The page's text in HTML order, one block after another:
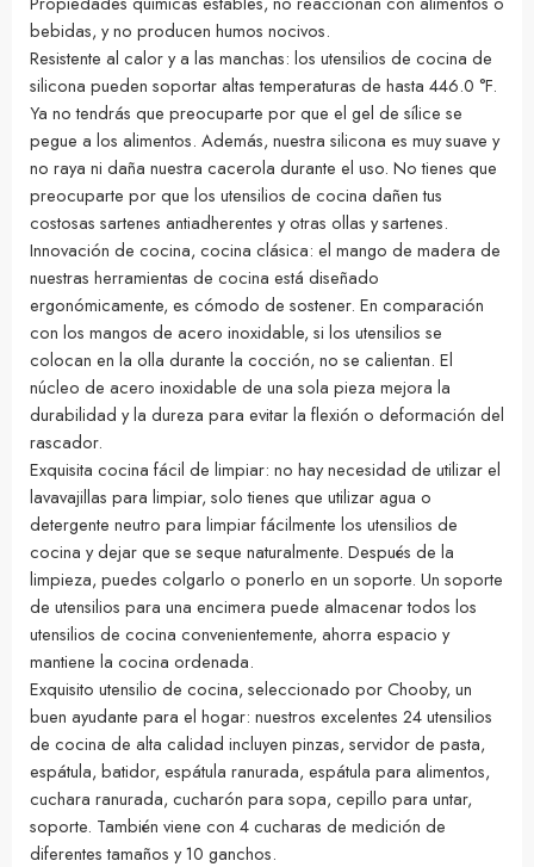
bebidas, y no producen humos nocivos.
Resistente al calor y a las manchas: los utensilios de cocina de
silicona pueden soportar altas temperaturas de hasta 446.0 °F.
Ya no tendrás que preocuparte por que el gel de sílice se
pegue a los alimentos. Además, nuestra silicona es muy suave y
no raya ni daña nuestra cacerola durante el uso. No tienes que
preocuparte por que los utensilios de cocina dañen tus
costosas sartenes antiadherentes y otras ollas y sartenes.
Innovación de cocina, cocina clásica: el mango de madera de
nuestras herramientas de cocina está diseñado
ergonómicamente, es cómodo de sostener. En comparación
con los mangos de acero inoxidable, si los utensilios se
colocan en la olla durante la cocción, no se calientan. El
núcleo de acero inoxidable de una sola pieza mejora la
durabilidad y la dureza para evitar la flexión o deformación del
rascador.
Exquisita cocina fácil de limpiar: no hay necesidad de utilizar el
lavavajillas para limpiar, solo tienes que utilizar agua o
detergente neutro para limpiar fácilmente los utensilios de
cocina y dejar que se seque naturalmente. Después de la
limpieza, puedes colgarlo o ponerlo en un soporte. Un soporte
de utensilios para una encimera puede almacenar todos los
utensilios de cocina convenientemente, ahorra espacio y
mantiene la cocina ordenada.
Exquisito utensilio de cocina, seleccionado por Chooby, un
buen ayudante para el hogar: nuestros excelentes 24 utensilios
de cocina de alta calidad incluyen pinzas, servidor de pasta,
espátula, batidor, espátula ranurada, espátula para alimentos,
cuchara ranurada, cucharón para sopa, cepillo para untar,
soporte. También viene con 4 cucharas de medición de
diferentes tamaños y 10 ganchos.